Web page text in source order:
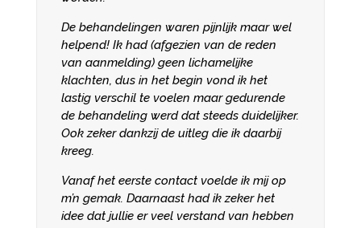
De behandelingen waren pijnlijk maar wel
helpend! Ik had (afgezien van de reden
van aanmelding) geen lichamelijke
klachten, dus in het begin vond ik het
lastig verschil te voelen maar gedurende
de behandeling werd dat steeds duidelijker.
Ook zeker dankzij de uitleg die ik daarbij
kreeg.
Vanaf het eerste contact voelde ik mij op
m’n gemak. Daarnaast had ik zeker het
idee dat jullie er veel verstand van hebben